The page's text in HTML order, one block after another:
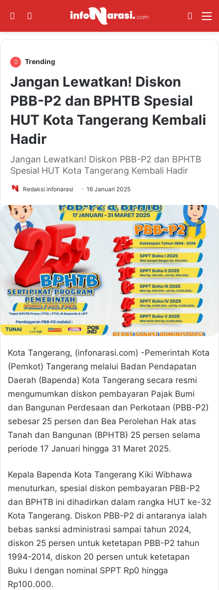
Switch skin Cari
Trending
Jangan Lewatkan! Diskon
PBB-P2 dan BPHTB Spesial
HUT Kota Tangerang Kembali
Hadir
Jangan Lewatkan! Diskon PBB-P2 dan BPHTB
Spesial HUT Kota Tangerang Kembali Hadir
Redaksi infonarasi 16 Januari 2025
Kota Tangerang, (infonarasi.com) -Pemerintah Kota
(Pemkot) Tangerang melalui Badan Pendapatan
Daerah (Bapenda) Kota Tangerang secara resmi
mengumumkan diskon pembayaran Pajak Bumi
dan Bangunan Perdesaan dan Perkotaan (PBB-P2)
sebesar 25 persen dan Bea Perolehan Hak atas
Tanah dan Bangunan (BPHTB) 25 persen selama
periode 17 Januari hingga 31 Maret 2025.
Kepala Bapenda Kota Tangerang Kiki Wibhawa
menuturkan, spesial diskon pembayaran PBB-P2
dan BPHTB ini dihadirkan dalam rangka HUT ke-32
Kota Tangerang. Diskon PBB-P2 di antaranya ialah
bebas sanksi administrasi sampai tahun 2024,
diskon 25 persen untuk ketetapan PBB-P2 tahun
1994-2014, diskon 20 persen untuk ketetapan
Buku I dengan nominal SPPT Rp0 hingga
Rp100.000.